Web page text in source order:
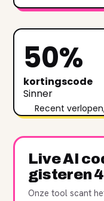
50%
kortingscode
Sinner
Recent
Live AI
gisteren
Onze tool scant